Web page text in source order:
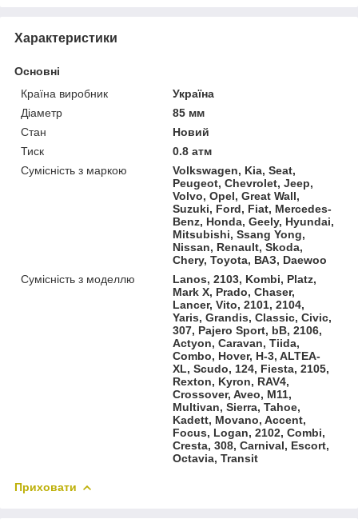
Характеристики
Основні
Країна виробник
Україна
Діаметр
85 мм
Стан
Новий
Тиск
0.8 атм
Сумісність з маркою
Volkswagen, Kia, Seat,
Peugeot, Chevrolet, Jeep,
Volvo, Opel, Great Wall,
Suzuki, Ford, Fiat, Mercedes-
Benz, Honda, Geely, Hyundai,
Mitsubishi, Ssang Yong,
Nissan, Renault, Skoda,
Chery, Toyota, ВАЗ, Daewoo
Сумісність з моделлю
Lanos, 2103, Kombi, Platz,
Mark X, Prado, Chaser,
Lancer, Vito, 2101, 2104,
Yaris, Grandis, Classic, Civic,
307, Pajero Sport, bB, 2106,
Actyon, Caravan, Tiida,
Combo, Hover, H-3, ALTEA-
XL, Scudo, 124, Fiesta, 2105,
Rexton, Kyron, RAV4,
Crossover, Aveo, M11,
Multivan, Sierra, Tahoe,
Kadett, Movano, Accent,
Focus, Logan, 2102, Combi,
Cresta, 308, Carnival, Escort,
Octavia, Transit
Приховати